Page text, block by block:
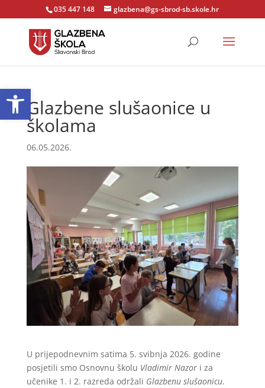
Open toolbar
035 447 148 glazbena@gs-sbrod-sb.skole.hr
Glazbene slušaonice u
školama
06.05.2026.
U prijepodnevnim satima 5. svibnja 2026. godine
posjetili smo Osnovnu školu Vladimir Nazori za
učenike 1. i 2. razreda održali Glazbenu slušaonicu.